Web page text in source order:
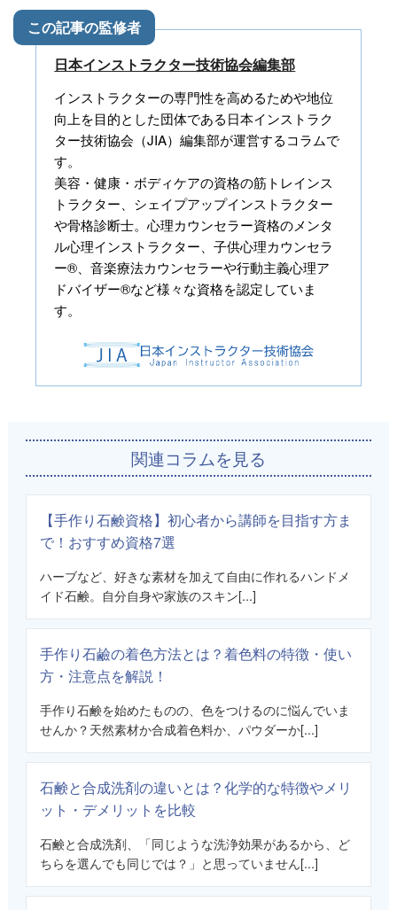
日本インストラクター技術協会編集部
インストラクターの専門性を高めるためや地位
向上を目的とした団体である日本インストラク
ター技術協会（JIA）編集部が運営するコラムで
す。
美容・健康・ボディケアの資格の筋トレインス
トラクター、シェイプアップインストラクター
や骨格診断士。心理カウンセラー資格のメンタ
ル心理インストラクター、子供心理カウンセラ
ー®、音楽療法カウンセラーや行動主義心理ア
ドバイザー®など様々な資格を認定していま
す。
関連コラムを見る
【手作り石鹸資格】初心者から講師を目指す方ま
で！おすすめ資格7選
ハーブなど、好きな素材を加えて自由に作れるハンドメ
イド石鹸。自分自身や家族のスキン[...]
手作り石鹼の着色方法とは？着色料の特徴・使い
方・注意点を解説！
手作り石鹸を始めたものの、色をつけるのに悩んでいま
せんか？天然素材か合成着色料か、パウダーか[...]
石鹸と合成洗剤の違いとは？化学的な特徴やメリ
ット・デメリットを比較
石鹸と合成洗剤、「同じような洗浄効果があるから、ど
ちらを選んでも同じでは？」と思っていません[...]